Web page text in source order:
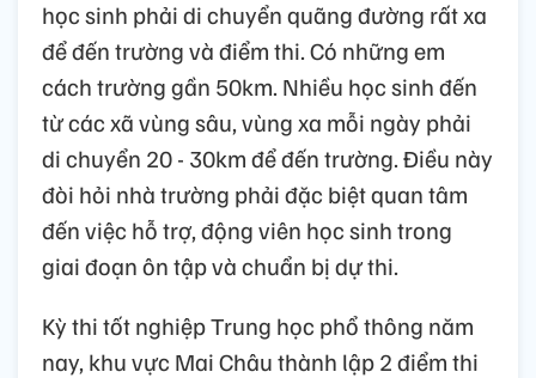
học sinh phải di chuyển quãng đường rất xa
để đến trường và điểm thi. Có những em
cách trường gần 50km. Nhiều học sinh đến
từ các xã vùng sâu, vùng xa mỗi ngày phải
di chuyển 20 - 30km để đến trường. Điều này
đòi hỏi nhà trường phải đặc biệt quan tâm
đến việc hỗ trợ, động viên học sinh trong
giai đoạn ôn tập và chuẩn bị dự thi.
Kỳ thi tốt nghiệp Trung học phổ thông năm
nay, khu vực Mai Châu thành lập 2 điểm thi